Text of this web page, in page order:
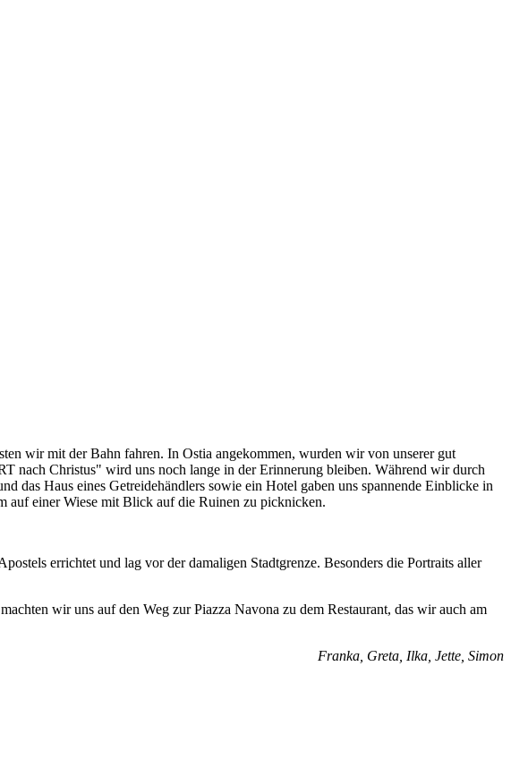
wir mit der Bahn fahren. In Ostia angekommen, wurden wir von unserer gut
nach Christus" wird uns noch lange in der Erinnerung bleiben. Während wir durch
das Haus eines Getreidehändlers sowie ein Hotel gaben uns spannende Einblicke in
auf einer Wiese mit Blick auf die Ruinen zu picknicken.
errichtet und lag vor der damaligen Stadtgrenze. Besonders die Portraits aller
wir uns auf den Weg zur Piazza Navona zu dem Restaurant, das wir auch am
Franka, Greta, Ilka, Jette, Simon